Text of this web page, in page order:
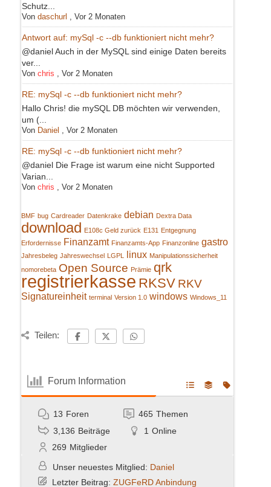
Schutz...
Von daschurl Vor 2 Monaten
Antwort auf: mySql -c --db funktioniert nicht mehr?
@daniel Auch in der MySQL sind einige Daten bereits
ver...
Von chris Vor 2 Monaten
RE: mySql -c --db funktioniert nicht mehr?
Hallo Chris! die mySQL DB möchten wir verwenden,
um (...
Von Daniel Vor 2 Monaten
RE: mySql -c --db funktioniert nicht mehr?
@daniel Die Frage ist warum eine nicht Supported
Varian...
Von chris Vor 2 Monaten
BMF bug Cardreader Datenkrake debian Dextra Data
download E108c Geld zurück E131 Entgegnung
Erfordernisse Finanzamt Finanzamts-App Finanzonline gastro
Jahresbeleg Jahreswechsel LGPL linux Manipulationssicherheit
nomorebeta Open Source Prämie qrk
registrierkasse RKSV RKV
Signatureinheit terminal Version 1.0 windows Windows_11
Teilen:
Forum Information
13 Foren 465 Themen
3,136 Beiträge 1 Online
269 Mitglieder
Unser neuestes Mitglied: Daniel
Letzter Beitrag: ZUGFeRD Anbindung